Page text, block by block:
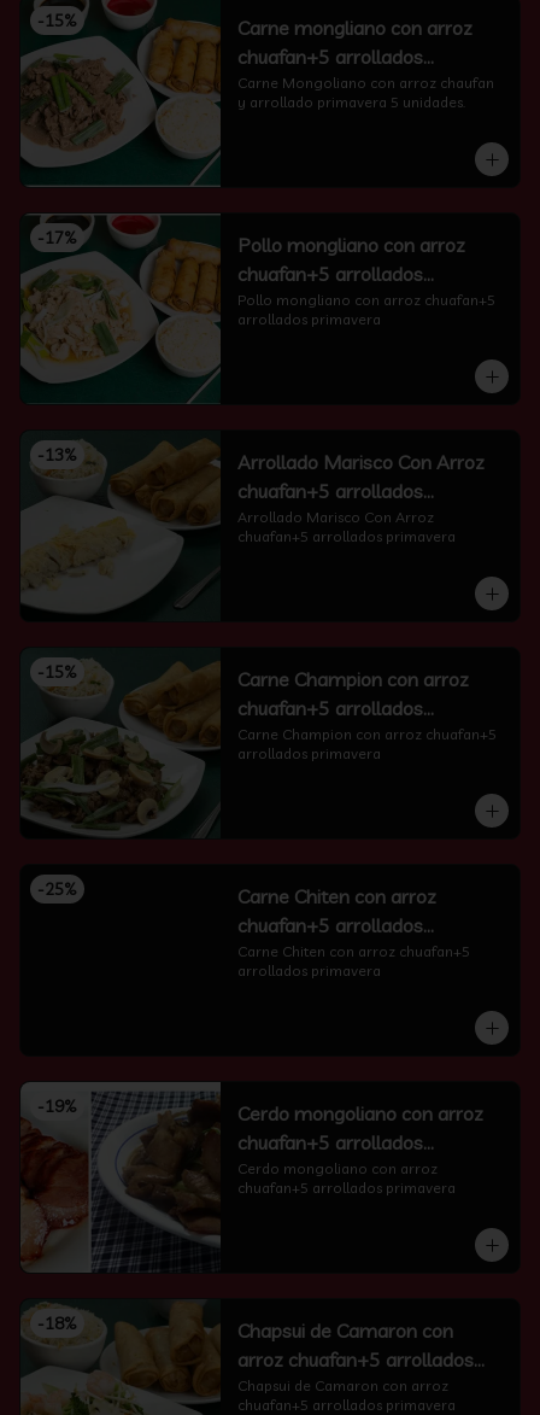
-15%
Carne mongliano con arroz
chuafan+5 arrollados
primavera
Carne Mongoliano con arroz chaufan
y arrollado primavera 5 unidades.
-17%
Pollo mongliano con arroz
chuafan+5 arrollados
primavera
Pollo mongliano con arroz chuafan+5
arrollados primavera
-13%
Arrollado Marisco Con Arroz
chuafan+5 arrollados
primavera
Arrollado Marisco Con Arroz
chuafan+5 arrollados primavera
-15%
Carne Champion con arroz
chuafan+5 arrollados
primavera
Carne Champion con arroz chuafan+5
arrollados primavera
-25%
Carne Chiten con arroz
chuafan+5 arrollados
primavera
Carne Chiten con arroz chuafan+5
arrollados primavera
-19%
Cerdo mongoliano con arroz
chuafan+5 arrollados
primavera
Cerdo mongoliano con arroz
chuafan+5 arrollados primavera
-18%
Chapsui de Camaron con
arroz chuafan+5 arrollados
primavera
Chapsui de Camaron con arroz
chuafan+5 arrollados primavera